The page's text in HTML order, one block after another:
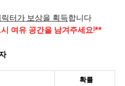
터가 보상을 획득합니다.
여유 공간을 남겨주세요!**
확률